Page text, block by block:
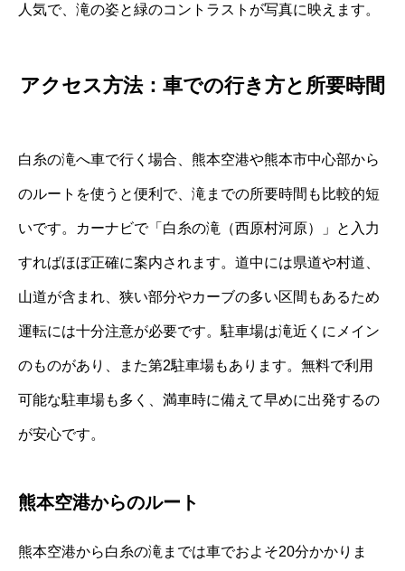
人気で、滝の姿と緑のコントラストが写真に映えます。
アクセス方法：車での行き方と所要時間
白糸の滝へ車で行く場合、熊本空港や熊本市中心部から
のルートを使うと便利で、滝までの所要時間も比較的短
いです。カーナビで「白糸の滝（西原村河原）」と入力
すればほぼ正確に案内されます。道中には県道や村道、
山道が含まれ、狭い部分やカーブの多い区間もあるため
運転には十分注意が必要です。駐車場は滝近くにメイン
のものがあり、また第2駐車場もあります。無料で利用
可能な駐車場も多く、満車時に備えて早めに出発するの
が安心です。
熊本空港からのルート
熊本空港から白糸の滝までは車でおよそ20分かかりま